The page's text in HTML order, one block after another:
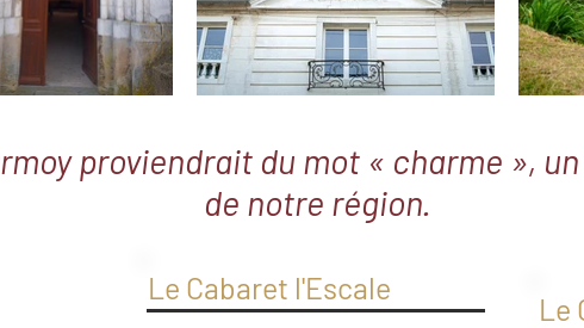
proviendrait du mot « charme »,
de notre région.
Le Cabaret l'Escale
Le